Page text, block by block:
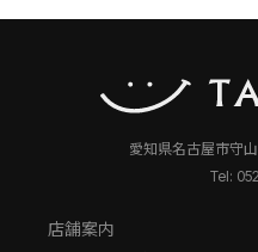
愛知県名古屋市守
Tel:
店舗案内